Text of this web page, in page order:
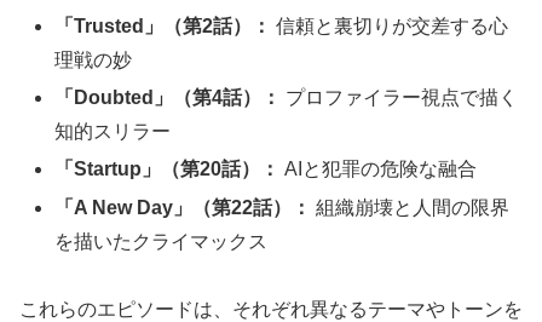
「Trusted」（第2話）： 信頼と裏切りが交差する心
理戦の妙
「Doubted」（第4話）：
プロファイラー視点で描く
知的スリラー
「Startup」（第20話）： AIと犯罪の危険な融合
「A New Day」（第22話）： 組織崩壊と人間の限界
を描いたクライマックス
これらのエピソードは、それぞれ異なるテーマやトーンを